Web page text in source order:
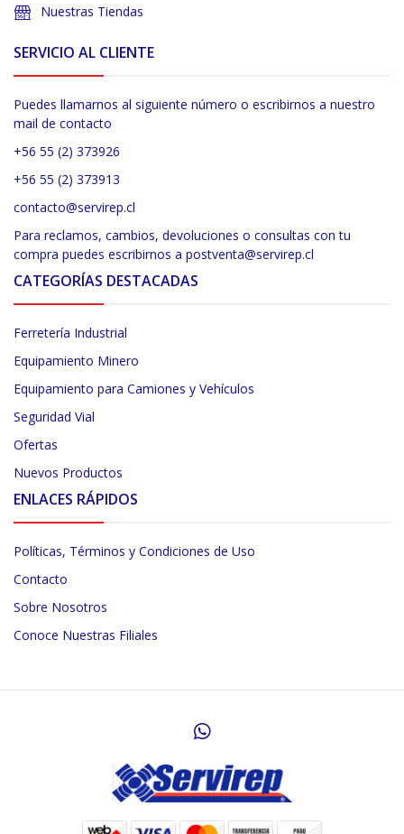
Nuestras Tiendas
SERVICIO AL CLIENTE
Puedes llamarnos al siguiente número o escribirnos a nuestro
mail de contacto
+56 55 (2) 373926
+56 55 (2) 373913
contacto@servirep.cl
Para reclamos, cambios, devoluciones o consultas con tu
compra puedes escribirnos a postventa@servirep.cl
CATEGORÍAS DESTACADAS
Ferretería Industrial
Equipamiento Minero
Equipamiento para Camiones y Vehículos
Seguridad Vial
Ofertas
Nuevos Productos
ENLACES RÁPIDOS
Políticas, Términos y Condiciones de Uso
Contacto
Sobre Nosotros
Conoce Nuestras Filiales